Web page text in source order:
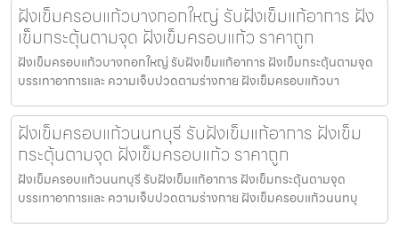
ฝังเข็มครอบแก้วบางกอกใหญ่ รับฝังเข็มแก้อาการ ฝัง
เข็มกระตุ้นตามจุด ฝังเข็มครอบแก้ว ราคาถูก
ฝังเข็มครอบแก้วบางกอกใหญ่ รับฝังเข็มแก้อาการ ฝังเข็มกระตุ้นตามจุด
บรรเทาอาการและ ความเจ็บปวดตามร่างกาย ฝังเข็มครอบแก้วบา
ฝังเข็มครอบแก้วนนทบุรี รับฝังเข็มแก้อาการ ฝังเข็ม
กระตุ้นตามจุด ฝังเข็มครอบแก้ว ราคาถูก
ฝังเข็มครอบแก้วนนทบุรี รับฝังเข็มแก้อาการ ฝังเข็มกระตุ้นตามจุด
บรรเทาอาการและ ความเจ็บปวดตามร่างกาย ฝังเข็มครอบแก้วนนทบุ